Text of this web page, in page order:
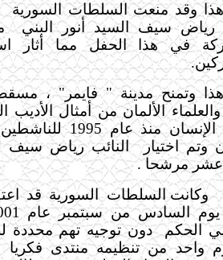
هذا وقد منعت السلطات السورية
رياض سيف السيد أنور البني
في هذا الحفل مما أثار
هذا وتمنح مدينة " فايمر" ،
والعلماء الألمان من أمثال الأديب
حقوق الإنسان منذ
وتم اختيار
النائب رياض سيف
عشر مرشحا .
وكانت السلطات السورية قد
الحكم
دون توجيه تهم محددة
واحد من تنظيمه منتدى فكريا